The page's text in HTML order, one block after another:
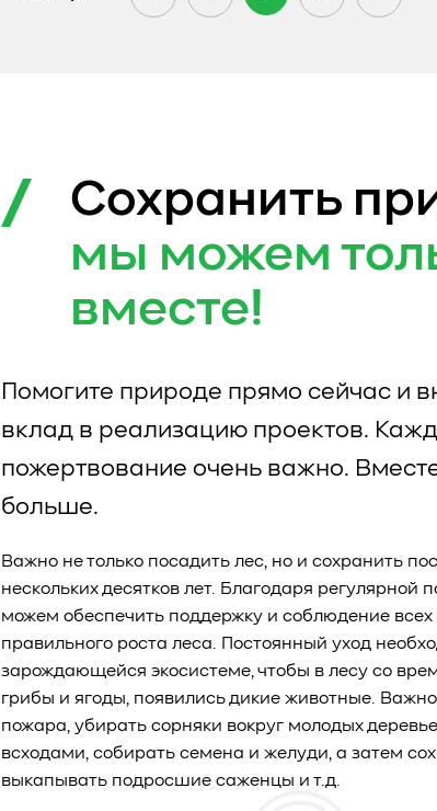
Сохранить
мы можем
вместе!
Помогите природе прямо сейчас и
вклад в реализацию проектов.
пожертвование очень важно.
больше.
Важно не только посадить лес, но и сохранить
нескольких десятков лет. Благодаря
можем обеспечить поддержку и соблюдение всех
правильного роста леса. Постоянный уход
зарождающейся экосистеме, чтобы в лесу со
грибы и ягоды, появились дикие животные. Важно
пожара, убирать сорняки вокруг молодых
всходами, собирать семена и желуди, а затем
выкапывать подросшие саженцы и т.д.